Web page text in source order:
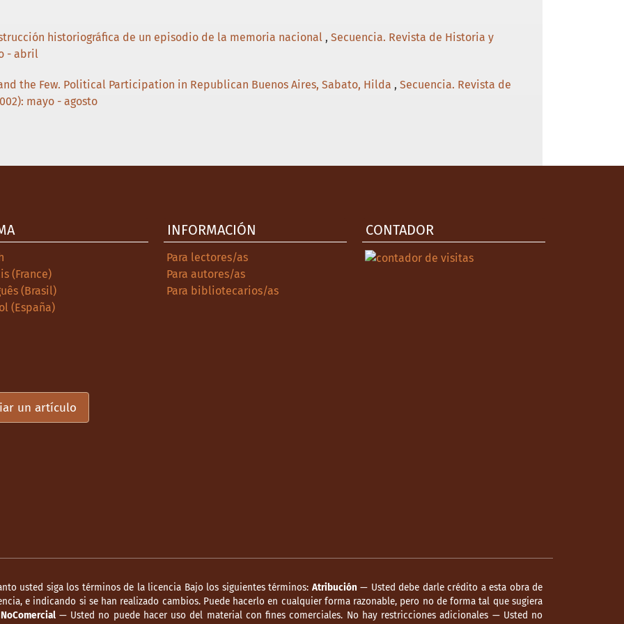
historiográfica de un episodio de la memoria nacional , Secuencia. Revista de Historia y
- abril
the Few. Political Participation in Republican Buenos Aires, Sabato, Hilda , Secuencia. Revista de
mayo - agosto
(France)
(Brasil)
(España)
INFORMACIÓN
Para lectores/as
Para autores/as
Para bibliotecarios/as
CONTADOR
un artículo
usted siga los términos de la licencia Bajo los siguientes términos: Atribución — Usted debe darle crédito a esta obra de
e indicando si se han realizado cambios. Puede hacerlo en cualquier forma razonable, pero no de forma tal que sugiera
NoComercial— Usted no puede hacer uso del material con fines comerciales. No hay restricciones adicionales — Usted no